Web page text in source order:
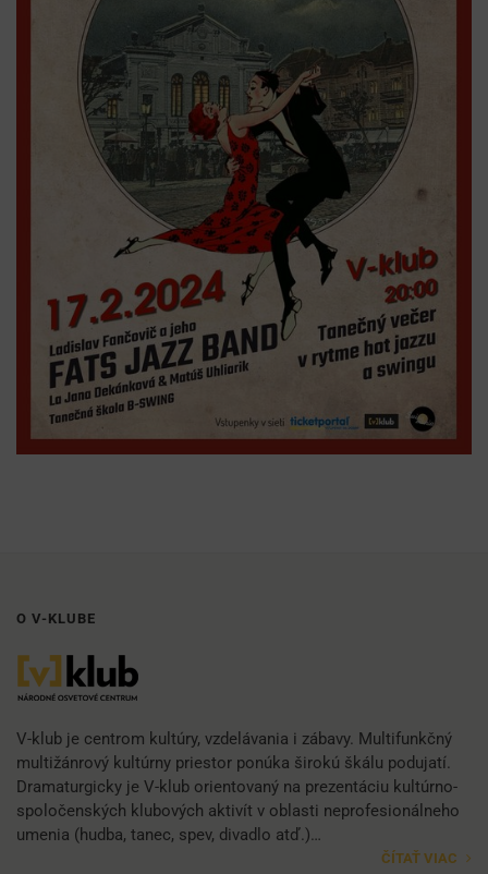
O V-KLUBE
V-klub je centrom kultúry, vzdelávania i zábavy. Multifunkčný
multižánrový kultúrny priestor ponúka širokú škálu podujatí.
Dramaturgicky je V-klub orientovaný na prezentáciu kultúrno-
spoločenských klubových aktivít v oblasti neprofesionálneho
umenia (hudba, tanec, spev, divadlo atď.)…
ČÍTAŤ VIAC